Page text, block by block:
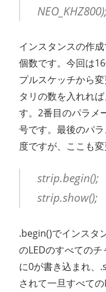
NEO_KHZ800);
インスタンスの作
個数です。今回は
プルスケッチから
タリの数を入れれ
す。2番目のパラメ
号です。最後のパ
度ですが、ここも変
strip.begin();
strip.show();
.begin()でインスタ
のLEDのすべての
に0が書き込まれ、
されて一旦すべての